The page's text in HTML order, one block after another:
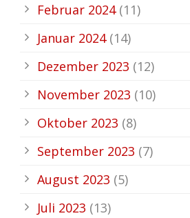
Februar 2024(11)
Januar 2024(14)
Dezember 2023 (12)
November 2023 (10)
Oktober 2023 (8)
September 2023 (7)
August 2023 (5)
Juli 2023 (13)